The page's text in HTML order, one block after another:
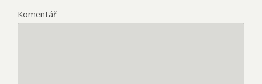
Komentář